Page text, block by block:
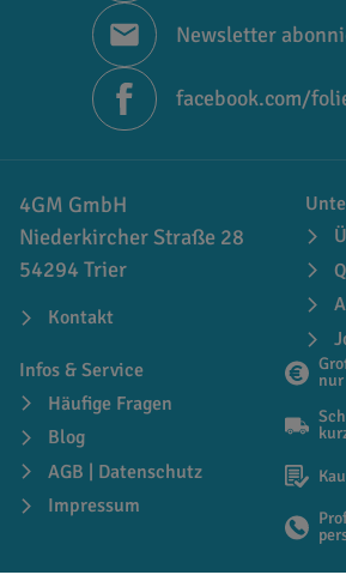
Newsletter
facebook.com/
4GM GmbH
Niederkircher Straße 28
54294 Trier
Kontakt
Infos & Service
Häufige Fragen
Blog
AGB | Datenschutz
Impressum
nur